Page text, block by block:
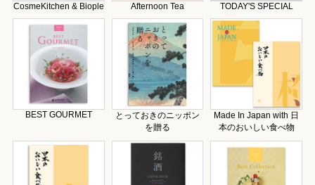
CosmeKitchen & Biople Afternoon Tea TODAY'S SPECIAL
BEST GOURMET
とっておきのニッポン
を贈る
Made In Japan with 日
本のおいしい食べ物